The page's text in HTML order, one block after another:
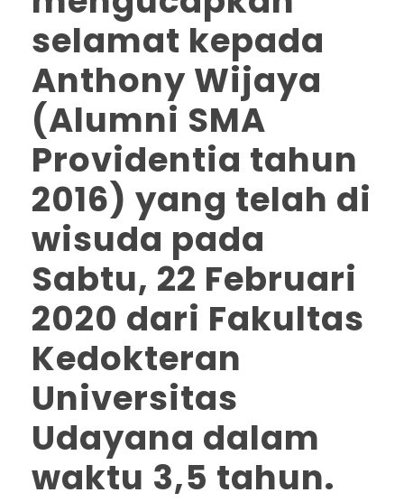
selamat kepada
Anthony Wijaya
(Alumni SMA
Providentia tahun
2016) yang telah di
wisuda pada
Sabtu, 22 Februari
2020 dari Fakultas
Kedokteran
Universitas
Udayana dalam
waktu 3,5 tahun.